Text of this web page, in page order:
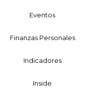
Eventos
Finanzas Personales
Indicadores
Inside